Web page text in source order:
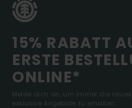
15% RABATT
ERSTE
ONLINE*
Melde dich an, um immer die
exklusive Angebote zu erhalten.